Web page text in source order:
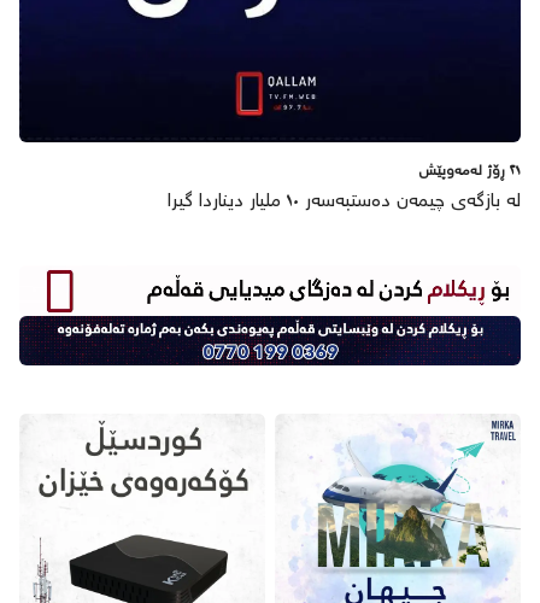
٢١ ڕۆژ لەمەوپێش
لە بازگەی چیمەن دەستبەسەر ١٠ ملیار دیناردا گیرا